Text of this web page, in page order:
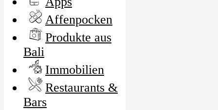
Affenpocken
Produkte aus
Bali
Immobilien
Restaurants &
Bars